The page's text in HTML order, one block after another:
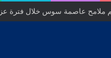
وبصمة رجل أعمال ناجح